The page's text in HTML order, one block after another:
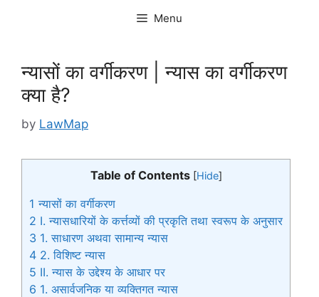
Menu
न्यासों का वर्गीकरण | न्यास का वर्गीकरण
क्या है?
by LawMap
Table of Contents [Hide]
1 न्यासों का वर्गीकरण
2 I. न्यासधारियों के कर्त्तव्यों की प्रकृति तथा स्वरूप के अनुसार
3 1. साधारण अथवा सामान्य न्यास
4 2. विशिष्ट न्यास
5 II. न्यास के उद्देश्य के आधार पर
6 1. असार्वजनिक या व्यक्तिगत न्यास